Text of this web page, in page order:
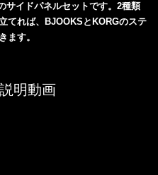
サイドパネルセットです。2種類
てれば、BJOOKSとKORGのステ
ます。
明動画